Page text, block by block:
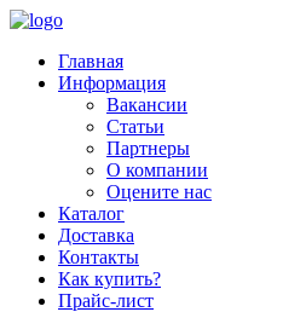
Главная
Информация
Вакансии
Статьи
Партнеры
О компании
Оцените нас
Каталог
Доставка
Контакты
Как купить?
Прайс-лист